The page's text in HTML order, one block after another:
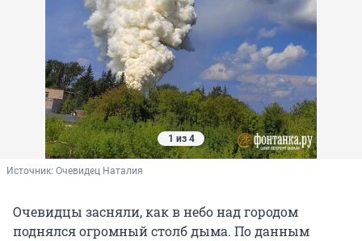
1 из 4
Источник: Очевидец Наталия
Очевидцы засняли, как в небо над городом
поднялся огромный столб дыма. По данным